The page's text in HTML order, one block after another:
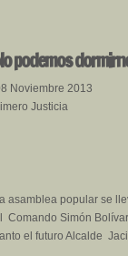
podemos
Noviembre 2013
Justicia
asamblea popular se
Comando Simón
el futuro Alcalde